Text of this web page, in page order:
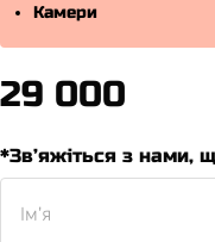
Камери
29 000
*Зв’яжіться з нами,